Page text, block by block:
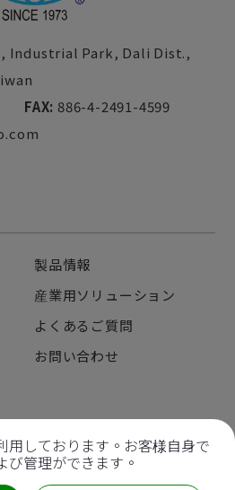
Industrial Park, Dali Dist.,
FAX: 886-4-2491-4599
製品情報
産業用ソリューション
よくあるご質問
お問い合わせ
Electricity Machinery Industrial
用しております。お客様自身で
び管理ができます。